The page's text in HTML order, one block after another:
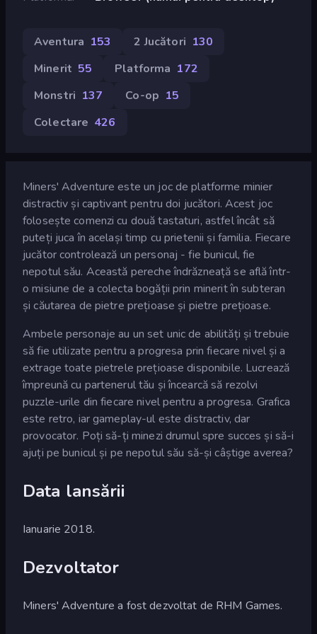
Aventura 153 2 Jucători 130
Minerit 55 Platforma 172
Monstri 137 Co-op 15
Colectare 426
Miners' Adventure este un joc de platforme minier
distractiv și captivant pentru doi jucători. Acest joc
folosește comenzi cu două tastaturi, astfel încât să
puteți juca în același timp cu prietenii și familia. Fiecare
jucător controlează un personaj - fie bunicul, fie
nepotul său. Această pereche îndrăzneață se află într-
o misiune de a colecta bogății prin minerit în subteran
și căutarea de pietre prețioase și pietre prețioase.
Ambele personaje au un set unic de abilități și trebuie
să fie utilizate pentru a progresa prin fiecare nivel și a
extrage toate pietrele prețioase disponibile. Lucrează
împreună cu partenerul tău și încearcă să rezolvi
puzzle-urile din fiecare nivel pentru a progresa. Grafica
este retro, iar gameplay-ul este distractiv, dar
provocator. Poți să-ți minezi drumul spre succes și să-i
ajuți pe bunicul și pe nepotul său să-și câștige averea?
Data lansării
Ianuarie 2018.
Dezvoltator
Miners' Adventure a fost dezvoltat de RHM Games.